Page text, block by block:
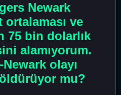
Newark
ve
75 bin dolarlık
alamıyorum.
olayı
mu?